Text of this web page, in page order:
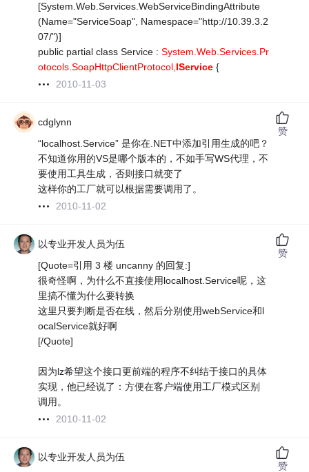
[System.Web.Services.WebServiceBindingAttribute
(Name="ServiceSoap", Namespace="http://10.39.3.2
07/")]
public partial class Service :System.Web.Services.Pr
otocols.SoapHttpClientProtocol,IService{
2010-11-03
cdglynn
“localhost.Service” 是你在.NET中添加引用生成的吧？
不知道你用的VS是哪个版本的，不如手写WS代理，不
要使用工具生成，否则接口就变了
这样你的工厂就可以根据需要调用了。
2010-11-02
赞
以专业开发人员为伍
[Quote=引用 3 楼 uncanny 的回复:]
很奇怪啊，为什么不直接使用localhost.Service呢，这
里搞不懂为什么要转换
这里只要判断是否在线，然后分别使用webService和l
ocalService就好啊
[/Quote]
因为lz希望这个接口更前端的程序不纠结于接口的具体
实现，他已经说了：方便在客户端使用工厂模式区别
调用。
2010-11-02
赞
以专业开发人员为伍
赞